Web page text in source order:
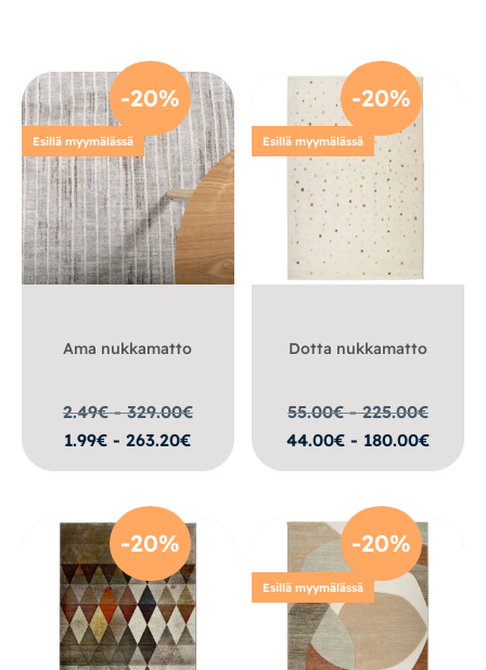
-20%
Esillä myymälässä
Ama nukkamatto
2.49€ - 329.00€
1.99€ - 263.20€
-20%
Esillä myymälässä
Dotta nukkamatto
55.00€ - 225.00€
44.00€ - 180.00€
-20% -20%
Esillä myymälässä